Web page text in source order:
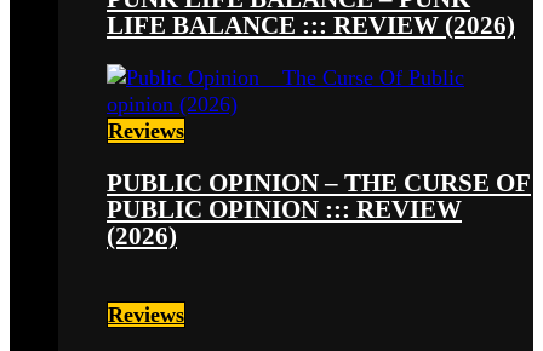
LIFE BALANCE ::: REVIEW (2026)
Reviews
PUBLIC OPINION – THE CURSE OF
PUBLIC OPINION ::: REVIEW
(2026)
Reviews